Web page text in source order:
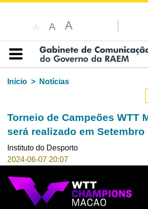
A A A
Índice
Início
Notícias
Torneio de Campeões WTT
será realizado em Setembro
Instituto do Desporto
2024-06-07 20:07